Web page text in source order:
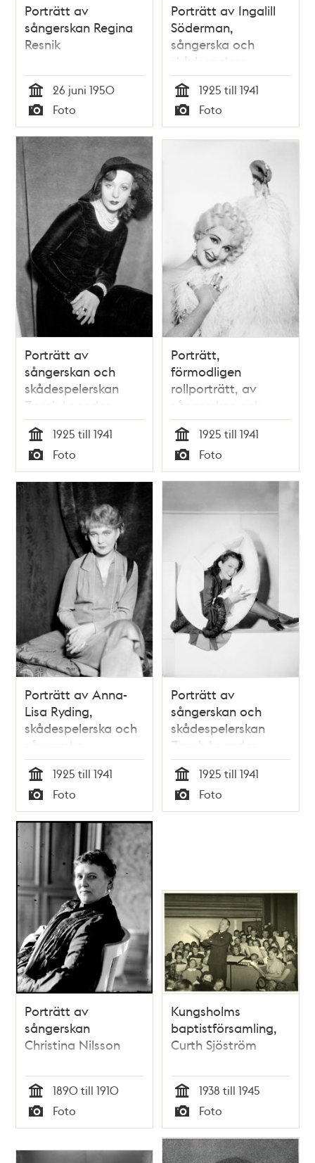
Porträtt av
sångerskan Regina
Resnik
Tid
26 juni 1950
Typ
Foto
Porträtt av Ingalill
Söderman,
sångerska och
skådespelare
Tid
1925 till 1941
Typ
Foto
Porträtt av
sångerskan och
skådespelerskan
Zarah Leander
Tid
1925 till 1941
Typ
Foto
Porträtt,
förmodligen
rollporträtt, av
sångerskan och
skådespelerskan
Zarah Leander med
vit peruk och
svandunsboa
Tid
1925 till 1941
Typ
Foto
Porträtt av Anna-
Lisa Ryding,
skådespelerska och
sångerska
Tid
1925 till 1941
Typ
Foto
Porträtt av
sångerskan och
skådespelerskan
Zarah Leander
Tid
1925 till 1941
Typ
Foto
Porträtt av
sångerskan
Christina Nilsson
Tid
1890 till 1910
Typ
Foto
Kungsholms
baptistförsamling,
Curth Sjöström
Tid
1938 till 1945
Typ
Foto